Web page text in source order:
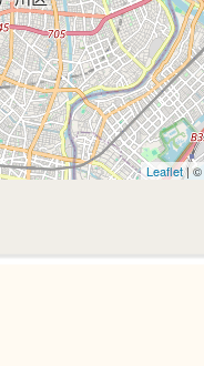
Leaflet| ©